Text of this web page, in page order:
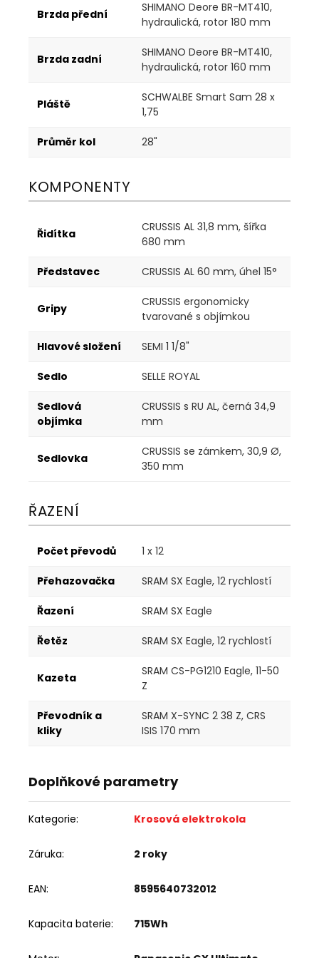
Brzda přední
SHIMANO Deore BR-MT410,
hydraulická, rotor 180 mm
Brzda zadní
SHIMANO Deore BR-MT410,
hydraulická, rotor 160 mm
Pláště
SCHWALBE Smart Sam 28 x
1,75
Průměr kol 28"
KOMPONENTY
Řidítka
CRUSSIS AL 31,8 mm, šířka
680 mm
Představec CRUSSIS AL 60 mm, úhel 15°
Gripy
CRUSSIS ergonomicky
tvarované s objímkou
Hlavové složení SEMI 1 1/8"
Sedlo SELLE ROYAL
Sedlová
objímka
CRUSSIS s RU AL, černá 34,9
mm
Sedlovka
CRUSSIS se zámkem, 30,9 Ø,
350 mm
ŘAZENÍ
Počet převodů 1 x 12
Přehazovačka SRAM SX Eagle, 12 rychlostí
Řazení SRAM SX Eagle
Řetěz SRAM SX Eagle, 12 rychlostí
Kazeta
SRAM CS-PG1210 Eagle, 11-50
Z
Převodník a
kliky
SRAM X-SYNC 2 38 Z, CRS
ISIS 170 mm
Doplňkové parametry
Kategorie: Krosová elektrokola
Záruka: 2 roky
EAN: 8595640732012
Kapacita baterie: 715Wh